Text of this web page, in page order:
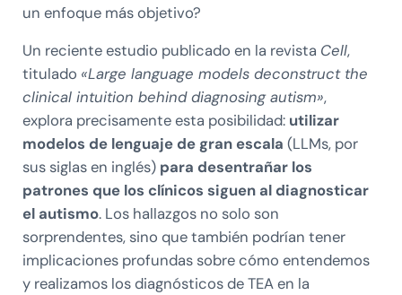
un enfoque más objetivo?
Un reciente estudio publicado en la revista Cell,
titulado «Large language models deconstruct the
clinical intuition behind diagnosing autism»,
explora precisamente esta posibilidad: utilizar
modelos de lenguaje de gran escala (LLMs, por
sus siglas en inglés) para desentrañar los
patrones que los clínicos siguen al diagnosticar
el autismo. Los hallazgos no solo son
sorprendentes, sino que también podrían tener
implicaciones profundas sobre cómo entendemos
y realizamos los diagnósticos de TEA en la